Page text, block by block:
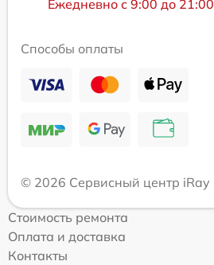
Ежедневно с 9:00 до 21:00
Способы оплаты
© 2026 Сервисный центр iRay
Стоимость ремонта
Оплата и доставка
Контакты